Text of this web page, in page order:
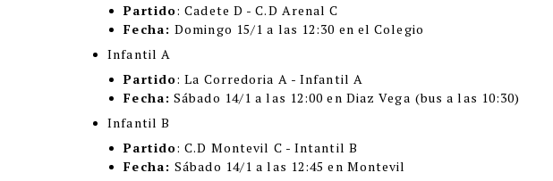
Partido: Cadete D - C.D Arenal C
Fecha:Domingo 15/1 a las 12:30 en el Colegio
Infantil A
Partido: La Corredoria A - Infantil A
Fecha: Sábado 14/1 a las 12:00 en Diaz Vega (bus a las 10:30)
Infantil B
Partido: C.D Montevil C - Intantil B
Fecha:Sábado 14/1 a las 12:45 en Montevil